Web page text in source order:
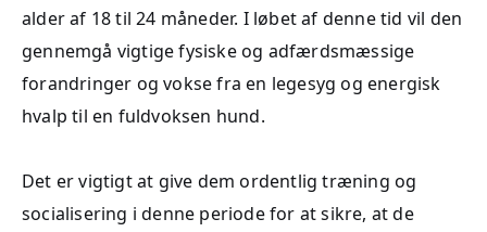
alder af 18 til 24 måneder. I løbet af denne tid vil den
gennemgå vigtige fysiske og adfærdsmæssige
forandringer og vokse fra en legesyg og energisk
hvalp til en fuldvoksen hund.
Det er vigtigt at give dem ordentlig træning og
socialisering i denne periode for at sikre, at de